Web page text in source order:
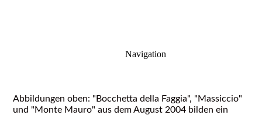
Navigation
Abbildungen oben: "Bocchetta della Faggia", "Massiccio"
und "Monte Mauro" aus dem August 2004 bilden ein